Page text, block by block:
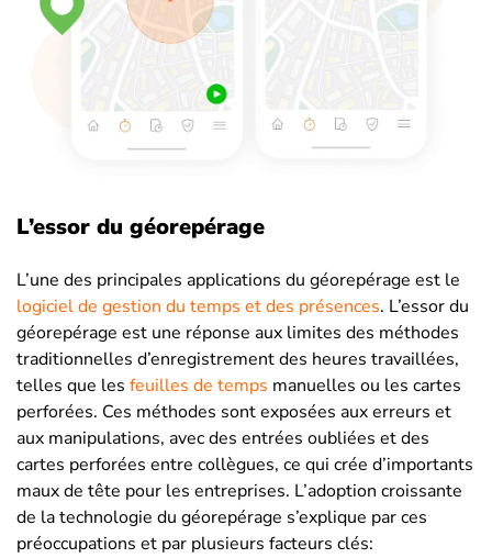
L’essor du géorepérage
L’une des principales applications du géorepérage est le
logiciel de gestion du temps et des présences. L’essor du
géorepérage est une réponse aux limites des méthodes
traditionnelles d’enregistrement des heures travaillées,
telles que les feuilles de temps manuelles ou les cartes
perforées. Ces méthodes sont exposées aux erreurs et
aux manipulations, avec des entrées oubliées et des
cartes perforées entre collègues, ce qui crée d’importants
maux de tête pour les entreprises. L’adoption croissante
de la technologie du géorepérage s’explique par ces
préoccupations et par plusieurs facteurs clés: